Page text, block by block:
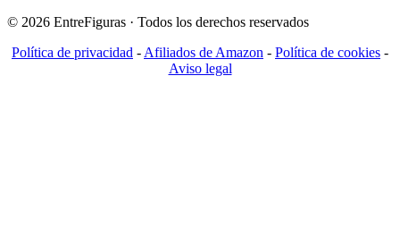
© 2026 EntreFiguras · Todos los derechos reservados
Política de privacidad - Afiliados de Amazon - Política de cookies -
Aviso legal